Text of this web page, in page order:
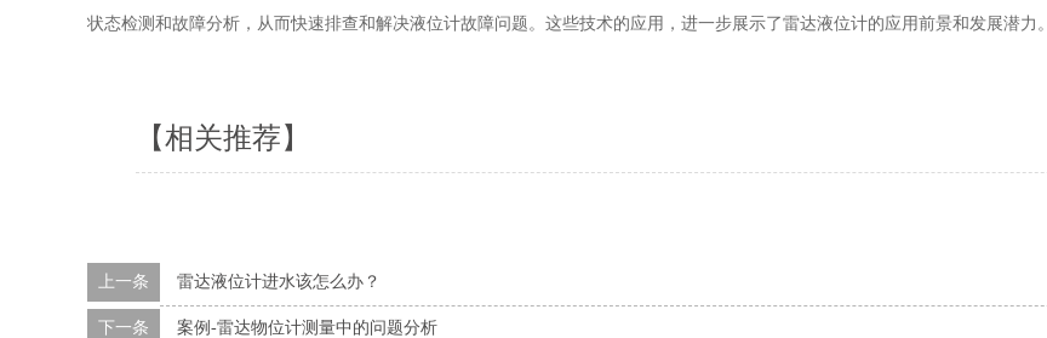
状态检测和故障分析，从而快速排查和解决液位计故障问题。这些技术的应用，进一步展示了雷达液位计的应用前景和发展潜力。
【相关推荐】
上一条 雷达液位计进水该怎么办？
下一条 案例-雷达物位计测量中的问题分析